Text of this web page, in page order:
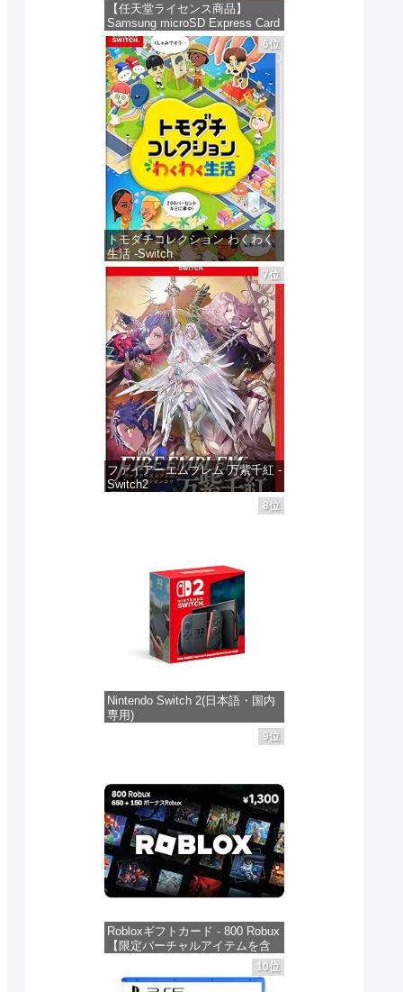
【任天堂ライセンス商品】
Samsung microSD Express Card
256GB for Nintendo Switch 2(サ
ムスン マイクロSDエクスプレス
カード 256GB) 【Amazon.co.jp
限定特典】Nintendo S
価格：¥9,980
6位
トモダチコレクション わくわく
生活 -Switch
価格：¥6,147
7位
ファイアーエムブレム 万紫千紅 -
Switch2
価格：¥8,979
8位
Nintendo Switch 2(日本語・国内
専用)
価格：¥55,603
9位
Robloxギフトカード - 800 Robux
【限定バーチャルアイテムを含
む】 【オンラインゲームコー
ド】 ロブロックス | オンライン
コード版
10位